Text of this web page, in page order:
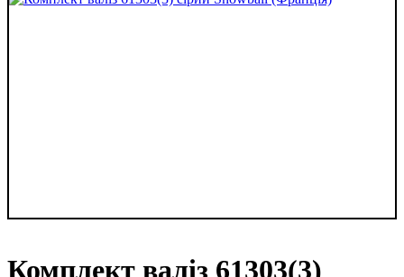
Комплект валіз 61303(3)